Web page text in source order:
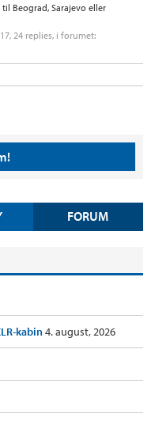
Beograd, Sarajevo eller
, 24 replies, i forumet:
FORUM
kabin4. august, 2026